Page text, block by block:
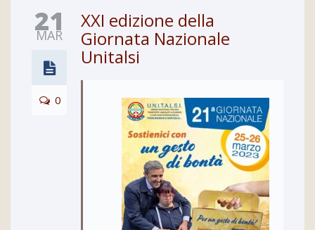
21
MAR
0
XXI edizione della
Giornata Nazionale
Unitalsi